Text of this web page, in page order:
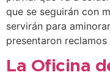
que se seguirán con
servirán para
presentaron
La Oficina